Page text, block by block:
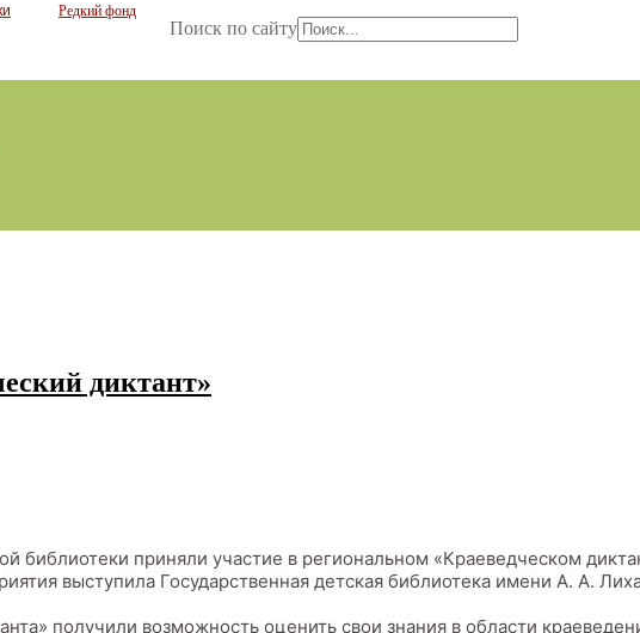
Редкий фонд
Поиск по сайту
диктант»
библиотеки приняли участие в региональном «Краеведческом
выступила Государственная детская библиотека имени А. А.
получили возможность оценить свои знания в области